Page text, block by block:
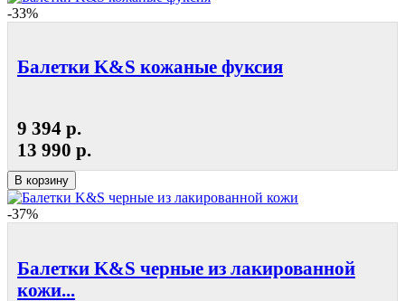
-33%
Балетки K&S кожаные фуксия
9 394 р.
13 990 р.
В корзину
-37%
Балетки K&S черные из лакированной
кожи...